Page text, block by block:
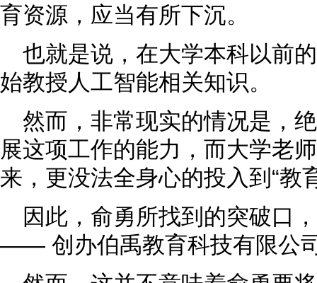
育资源，应当有所下沉。
也就是说，在大学本科以前
始教授人工智能相关知识。
然而，非常现实的情况是，
展这项工作的能力，而大学老
来，更没法全身心的投入到“教
因此，俞勇所找到的突破口
—— 创办伯禹教育科技有限公